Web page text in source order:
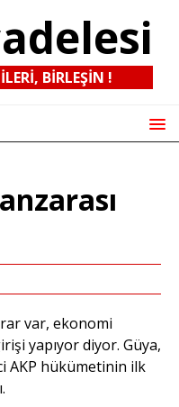
BIRLEŞIN !
var, ekonomi
yapıyor diyor. Güya,
AKP hükümetinin ilk